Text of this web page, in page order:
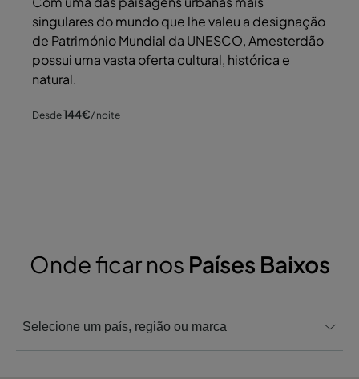
singulares do mundo que lhe valeu a designação
de Património Mundial da UNESCO, Amesterdão
possui uma vasta oferta cultural, histórica e
natural.
Desde144€/ noite
Onde ficar nos Países Baixos
Selecione um país, região ou marca